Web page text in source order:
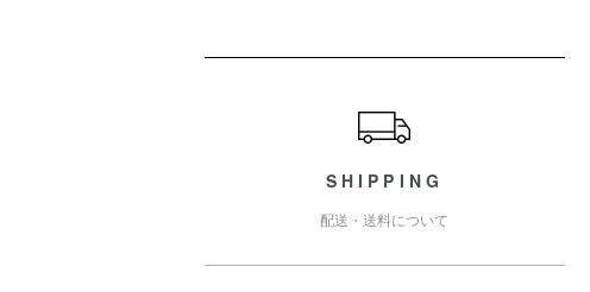
SHIPPING
配送・送料について